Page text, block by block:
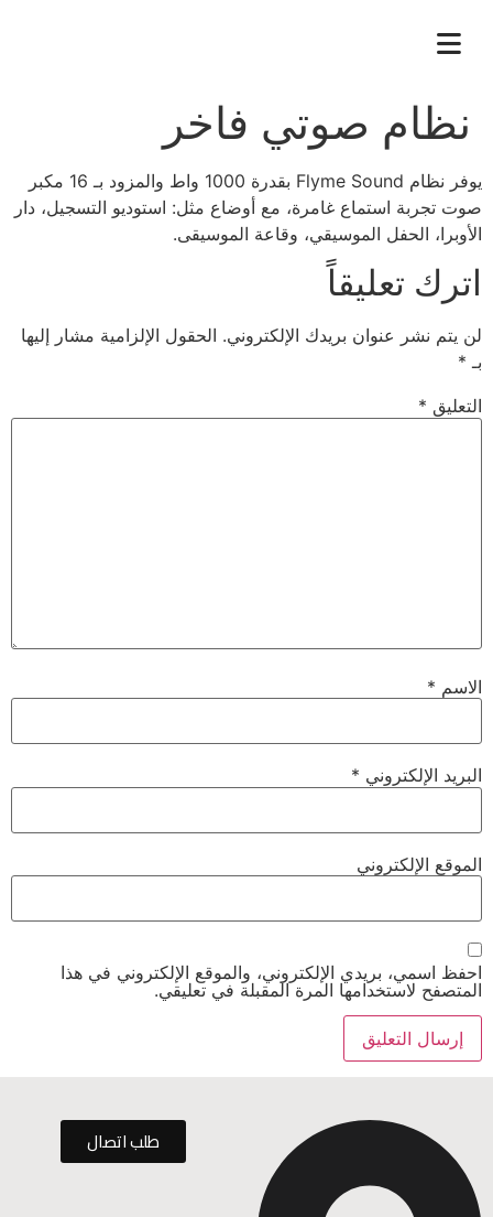
نظام صوتي فاخر
يوفر نظام Flyme Sound بقدرة 1000 واط والمزود بـ 16 مكبر
صوت تجربة استماع غامرة، مع أوضاع مثل: استوديو التسجيل، دار
الأوبرا، الحفل الموسيقي، وقاعة الموسيقى.
اترك تعليقاً
لن يتم نشر عنوان بريدك الإلكتروني. الحقول الإلزامية مشار إليها
بـ *
التعليق *
الاسم *
البريد الإلكتروني *
الموقع الإلكتروني
احفظ اسمي، بريدي الإلكتروني، والموقع الإلكتروني في هذا
المتصفح لاستخدامها المرة المقبلة في تعليقي.
طلب اتصال